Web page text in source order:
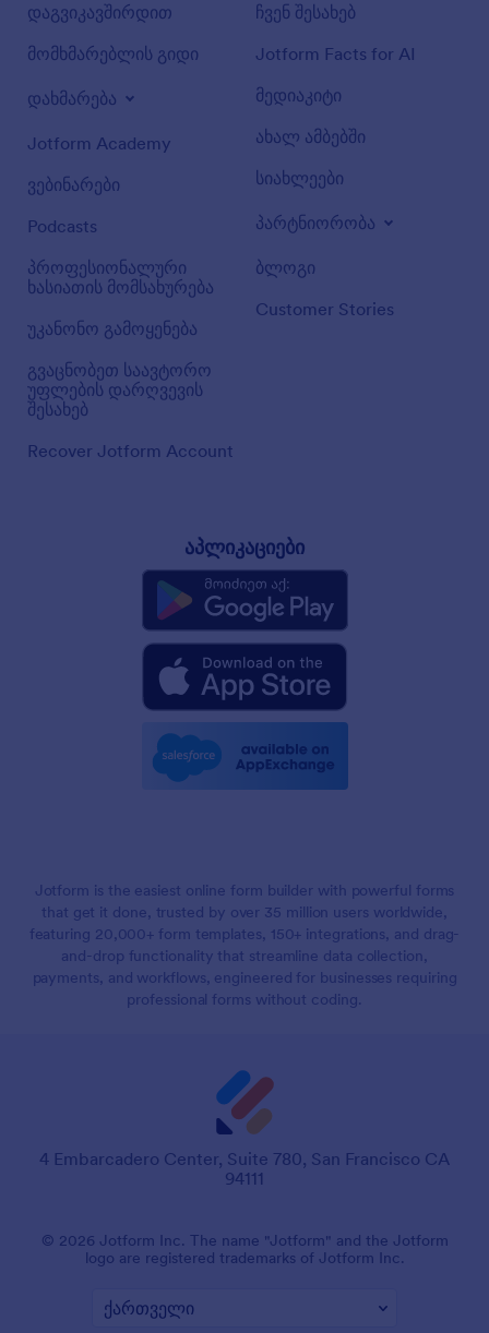
დაგვიკავშირდით
მომხმარებლის გიდი
დახმარება
Jotform Academy
ვებინარები
Podcasts
პროფესიონალური
ხასიათის მომსახურება
უკანონო გამოყენება
გვაცნობეთ საავტორო
უფლების დარღვევის
შესახებ
Recover Jotform Account
ჩვენ შესახებ
Jotform Facts for AI
მედიაკიტი
ახალ ამბებში
სიახლეები
პარტნიორობა
ბლოგი
Customer Stories
აპლიკაციები
Jotform is the easiest online form builder with powerful forms
that get it done, trusted by over 35 million users worldwide,
featuring 20,000+ form templates, 150+ integrations, and drag-
and-drop functionality that streamline data collection,
payments, and workflows, engineered for businesses requiring
professional forms without coding.
4 Embarcadero Center, Suite 780, San Francisco CA
94111
© 2026 Jotform Inc. The name "Jotform" and the Jotform
logo are registered trademarks of Jotform Inc.